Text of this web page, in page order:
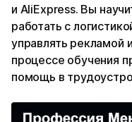
и AliExpress. Вы
работать с
управлять рекламой
процессе обучения
помощь в